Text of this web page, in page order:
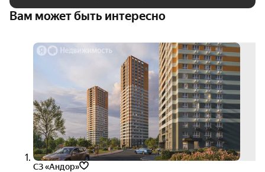
Вам может быть интересно
СЗ «Андор»